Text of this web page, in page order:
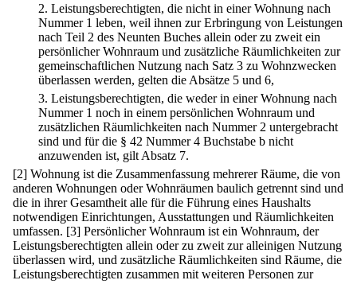
2. Leistungsberechtigten, die nicht in einer Wohnung nach
Nummer 1 leben, weil ihnen zur Erbringung von Leistungen
nach Teil 2 des Neunten Buches allein oder zu zweit ein
persönlicher Wohnraum und zusätzliche Räumlichkeiten zur
gemeinschaftlichen Nutzung nach Satz 3 zu Wohnzwecken
überlassen werden, gelten die Absätze 5 und 6,
3. Leistungsberechtigten, die weder in einer Wohnung nach
Nummer 1 noch in einem persönlichen Wohnraum und
zusätzlichen Räumlichkeiten nach Nummer 2 untergebracht
sind und für die § 42 Nummer 4 Buchstabe b nicht
anzuwenden ist, gilt Absatz 7.
[2] Wohnung ist die Zusammenfassung mehrerer Räume, die von
anderen Wohnungen oder Wohnräumen baulich getrennt sind und
die in ihrer Gesamtheit alle für die Führung eines Haushalts
notwendigen Einrichtungen, Ausstattungen und Räumlichkeiten
umfassen. [3] Persönlicher Wohnraum ist ein Wohnraum, der
Leistungsberechtigten allein oder zu zweit zur alleinigen Nutzung
überlassen wird, und zusätzliche Räumlichkeiten sind Räume, die
Leistungsberechtigten zusammen mit weiteren Personen zur